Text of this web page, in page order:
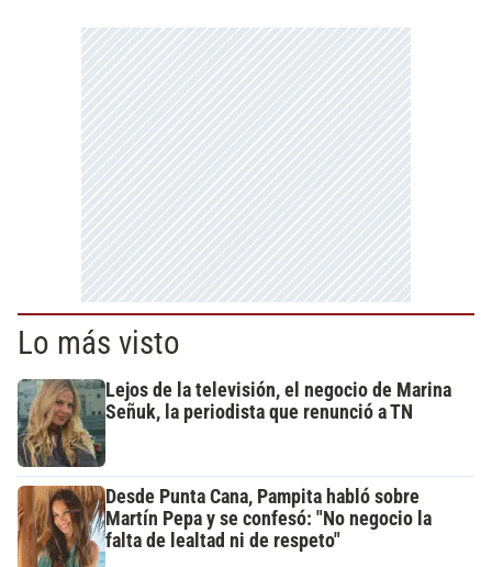
Lo más visto
Lejos de la televisión, el negocio de Marina
Señuk, la periodista que renunció a TN
Desde Punta Cana, Pampita habló sobre
Martín Pepa y se confesó: "No negocio la
falta de lealtad ni de respeto"